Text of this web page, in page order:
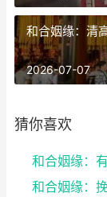
和合姻缘：清
2026-07-07
猜你喜欢
和合姻缘：
和合姻缘：